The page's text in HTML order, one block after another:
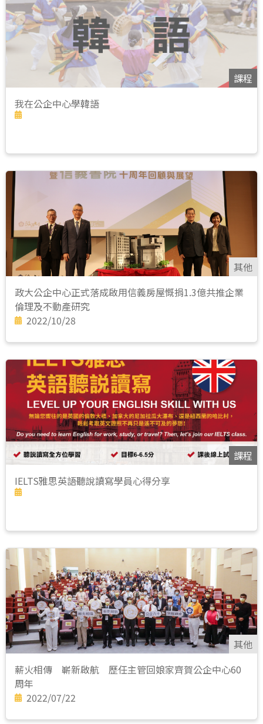
課程
我在公企中心學韓語
其他
政大公企中心正式落成啟用信義房屋慨捐1.3億共推企業
倫理及不動產研究
2022/10/28
課程
IELTS雅思英語聽說讀寫學員心得分享
其他
薪火相傳 嶄新啟航 歷任主管回娘家齊賀公企中心60
周年
2022/07/22